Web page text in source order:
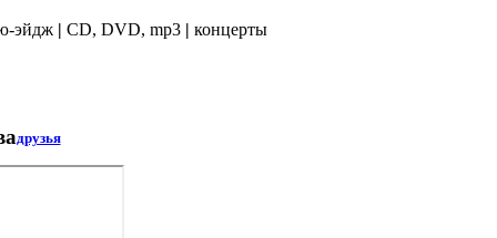
эйдж | CD, DVD, mp3 | концерты
друзья